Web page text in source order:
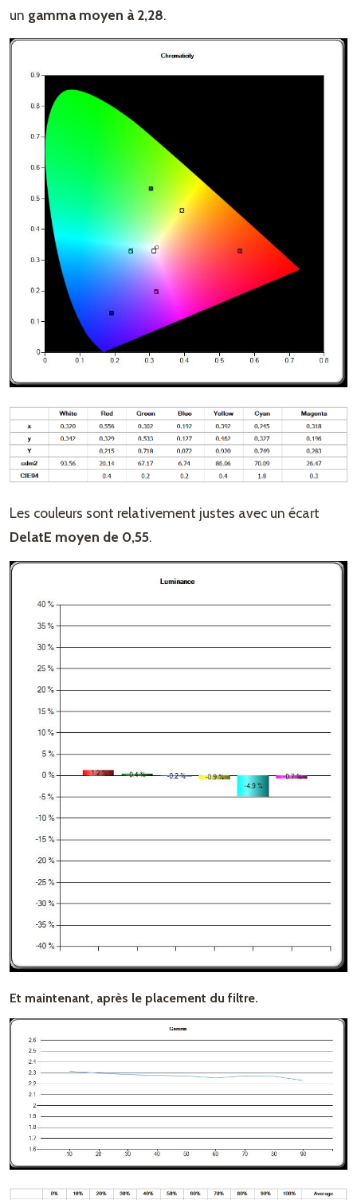
un gamma moyen à 2,28.
Les couleurs sont relativement justes avec un écart
DelatE moyen de 0,55.
Et maintenant, après le placement du filtre.